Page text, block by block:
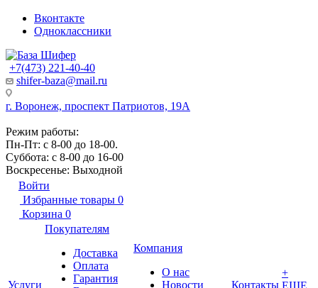
Вконтакте
Одноклассники
+7(473) 221-40-40
shifer-baza@mail.ru
г. Воронеж, проспект Патриотов, 19А
Режим работы:
Пн-Пт: с 8-00 до 18-00.
Суббота: с 8-00 до 16-00
Воскресенье: Выходной
Войти
Избранные товары 0
Корзина 0
Услуги
Покупателям
Доставка
Оплата
Гарантия
Компания
О нас
Новости
Контакты
+
ЕЩЕ